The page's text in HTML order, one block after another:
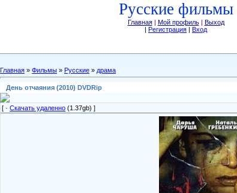
Русские фильмы
Главная| Мой профиль| Выход
| Регистрация | Вход
Главная » Фильмы » Русские » драма
День отчаяния (2010) DVDRip
[ · Скачать удаленно (1.37gb) ]